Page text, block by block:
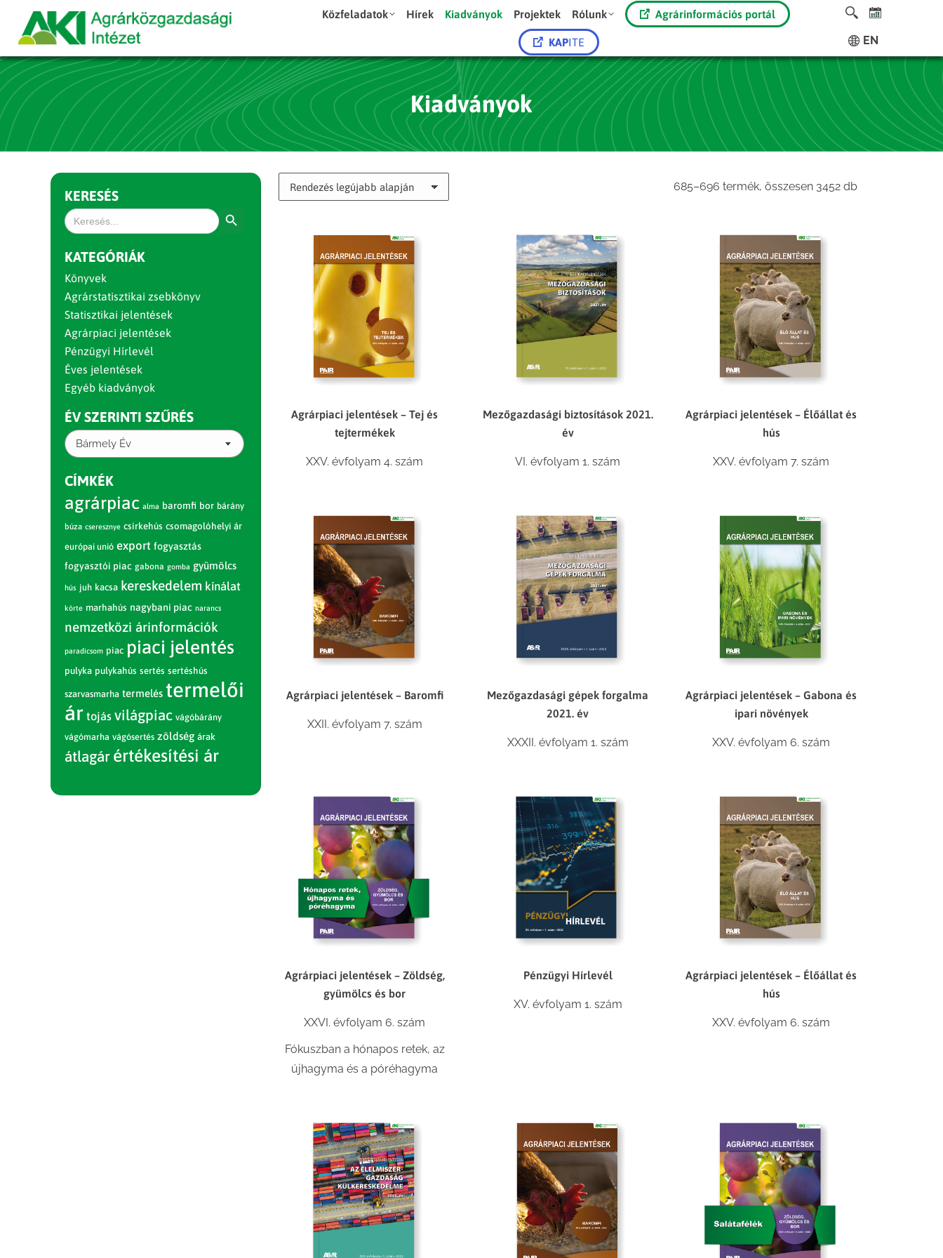
Közfeladatok Hírek Kiadványok Projektek Rólunk Agrárinformációs portál
KAPITE EN
Kiadványok
685–696 termék, összesen 3452 dbSorted
Agrárpiaci jelentések – Tej és
tejtermékek
XXV. évfolyam 4. szám
Mezőgazdasági biztosítások 2021.
év
VI. évfolyam 1. szám
Agrárpiaci jelentések – Élőállat és
hús
XXV. évfolyam 7. szám
Agrárpiaci jelentések – Baromfi
XXII. évfolyam 7. szám
Mezőgazdasági gépek forgalma
2021. év
XXXII. évfolyam 1. szám
Agrárpiaci jelentések – Gabona és
ipari növények
XXV. évfolyam 6. szám
Agrárpiaci jelentések – Zöldség,
gyümölcs és bor
XXVI. évfolyam 6. szám
Fókuszban a hónapos retek, az
újhagyma és a póréhagyma
Pénzügyi Hírlevél
XV. évfolyam 1. szám
Agrárpiaci jelentések – Élőállat és
hús
XXV. évfolyam 6. szám
KERESÉS
Search
for:
KATEGÓRIÁK
Könyvek
Agrárstatisztikai zsebkönyv
Statisztikai jelentések
Agrárpiaci jelentések
Pénzügyi Hírlevél
Éves jelentések
Egyéb kiadványok
ÉV SZERINTI SZŰRÉS
Bármely Év
CÍMKÉK
agrárpiac alma baromfi bor bárány
búza cseresznye csirkehús csomagolóhelyi ár
európai unió export fogyasztás
fogyasztói piac gabona gomba gyümölcs
hús juh kacsa kereskedelem kínálat
körte marhahús nagybani piac narancs
nemzetközi árinformációk
paradicsom piac piaci jelentés
pulyka pulykahús sertés sertéshús
szarvasmarha termelés termelői
ár tojás világpiac vágóbárány
vágómarha vágósertés zöldség árak
átlagár értékesítési ár